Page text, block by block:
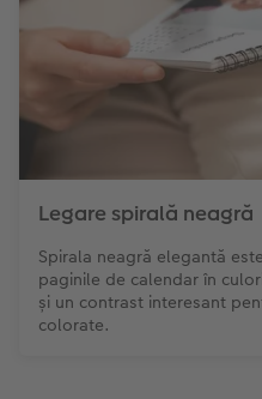
Legare spirală neagră
Spirala neagră elegantă
paginile de calendar în
și un contrast interesant
colorate.